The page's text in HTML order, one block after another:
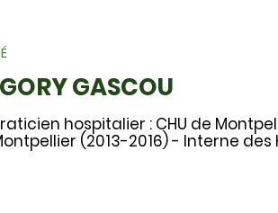
GASCOU
- Praticien hospitalier : CHU de
(2013-2016) - Interne